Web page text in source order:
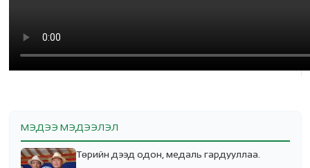
МЭДЭЭ МЭДЭЭЛЭЛ
Төрийн дээд одон, медаль гардууллаа.